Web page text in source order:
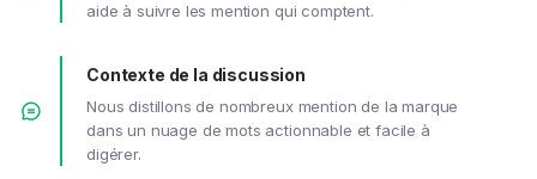
aide à suivre les mention qui comptent.
Contexte de la discussion
Nous distillons de nombreux mention de la marque
dans un nuage de mots actionnable et facile à
digérer.